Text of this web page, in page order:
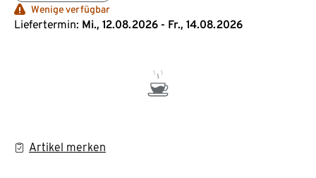
Wenige verfügbar
Liefertermin: Mi., 12.08.2026 - Fr., 14.08.2026
Artikel merken